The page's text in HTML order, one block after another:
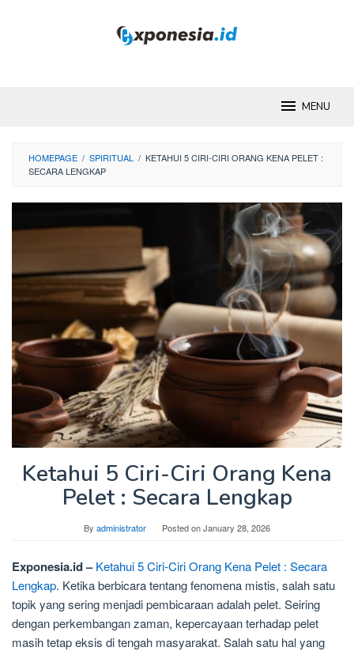
MENU
HOMEPAGE / SPIRITUAL / KETAHUI 5 CIRI-CIRI ORANG KENA PELET :
SECARA LENGKAP
Ketahui 5 Ciri-Ciri Orang Kena
Pelet : Secara Lengkap
By administrator Posted onJanuary 28, 2026
Exponesia.id – Ketahui 5 Ciri-Ciri Orang Kena Pelet : Secara
Lengkap. Ketika berbicara tentang fenomena mistis, salah satu
topik yang sering menjadi pembicaraan adalah pelet. Seiring
dengan perkembangan zaman, kepercayaan terhadap pelet
masih tetap eksis di tengah masyarakat. Salah satu hal yang